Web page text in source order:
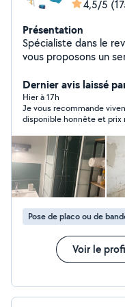
4,5/5
Présentation
Spécialiste dans le
vous proposons un
Dernier avis laissé
Hier à 17h
Je vous recommande
disponible honnête et prix
Pose de placo ou de
Voir le